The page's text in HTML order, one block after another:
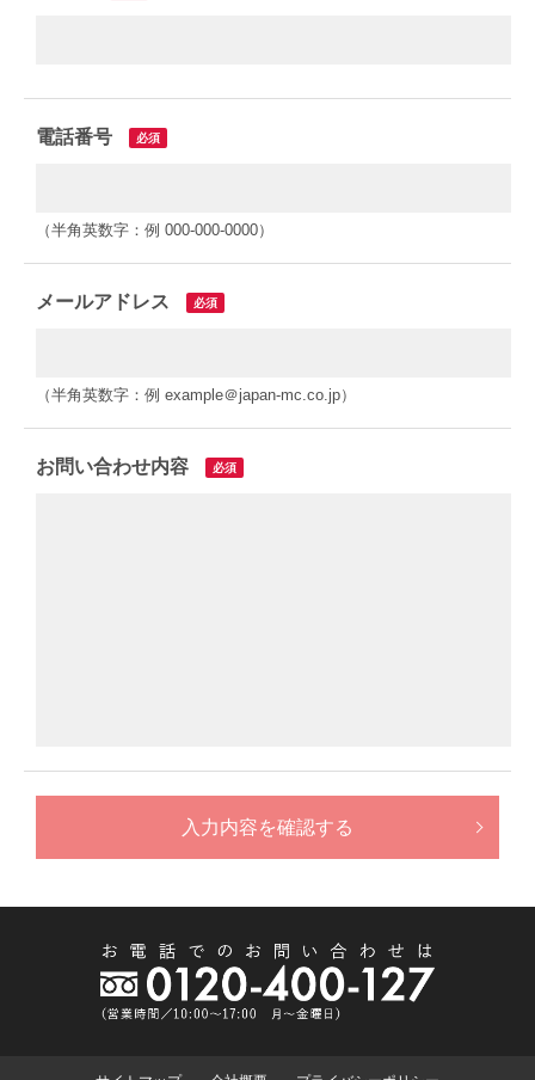
電話番号 必須
（半角英数字：例 000-000-0000）
メールアドレス 必須
（半角英数字：例 example＠japan-mc.co.jp）
お問い合わせ内容 必須
入力内容を確認する